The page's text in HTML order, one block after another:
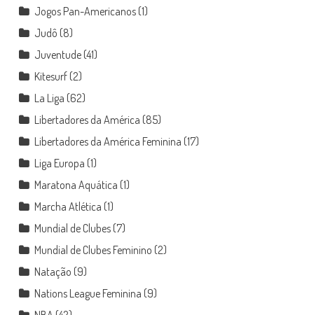
Jogos Pan-Americanos(1)
Judô (8)
Juventude(41)
Kitesurf(2)
La Liga (62)
Libertadores da América (85)
Libertadores da América Feminina (17)
Liga Europa (1)
Maratona Aquática (1)
Marcha Atlética (1)
Mundial de Clubes(7)
Mundial de Clubes Feminino (2)
Natação (9)
Nations League Feminina (9)